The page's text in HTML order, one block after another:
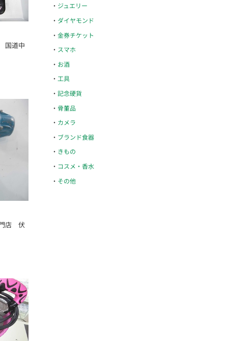
国道中
店 伏
ジュエリー
ダイヤモンド
金券チケット
スマホ
お酒
工具
記念硬貨
骨董品
カメラ
ブランド食器
きもの
コスメ・香水
その他